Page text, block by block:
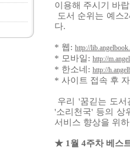
이용해 주시기 바
도서 순위는 예스
다.
* 웹: http://
* 모바일: http://
* 한소네: http://
* 사이트 접속 후
우리 '꿈긷는 도
'소리천국' 등의 상
서비스 향상을 위
★ 1월 4주차 베스